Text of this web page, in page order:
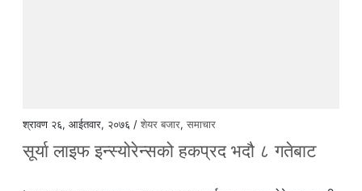
श्रावण २६, आईतवार, २०७६ /शेयर बजार,समाचार
सूर्या लाइफ इन्स्योरेन्सको हकप्रद भदौ ८ गतेबाट